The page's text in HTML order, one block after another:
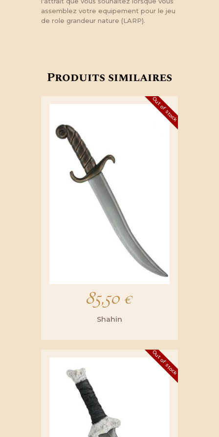
assemblez votre equipement pour le jeu
de role grandeur nature (LARP).
Produits similaires
Out of stock
85,50€
Shahin
Out of stock